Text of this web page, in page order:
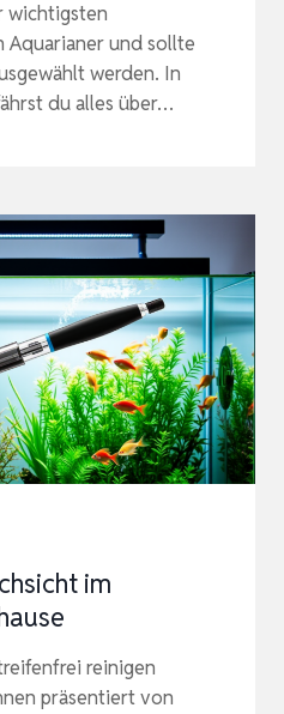
wichtigsten
Aquarianer und sollte
werden. In
du alles über…
im
reinigen
präsentiert von